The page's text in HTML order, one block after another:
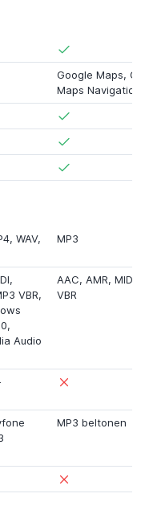
Google Maps,
Maps Navigation
, WAV,
MP3
,
VBR,
,
Audio
AAC, AMR, MIDI
VBR
MP3 beltonen